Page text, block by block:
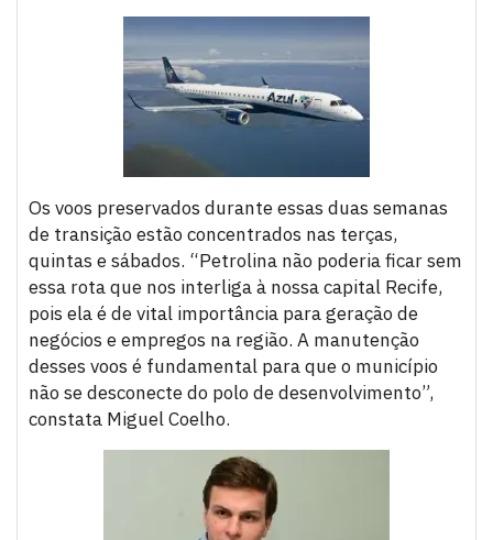
Os voos preservados durante essas duas semanas
de transição estão concentrados nas terças,
quintas e sábados. “Petrolina não poderia ficar sem
essa rota que nos interliga à nossa capital Recife,
pois ela é de vital importância para geração de
negócios e empregos na região. A manutenção
desses voos é fundamental para que o município
não se desconecte do polo de desenvolvimento”,
constata Miguel Coelho.